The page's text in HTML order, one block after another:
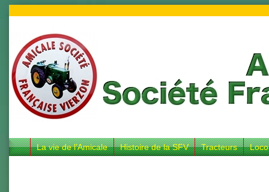
La vie de l’Amicale Histoire de la SFV Tracteurs